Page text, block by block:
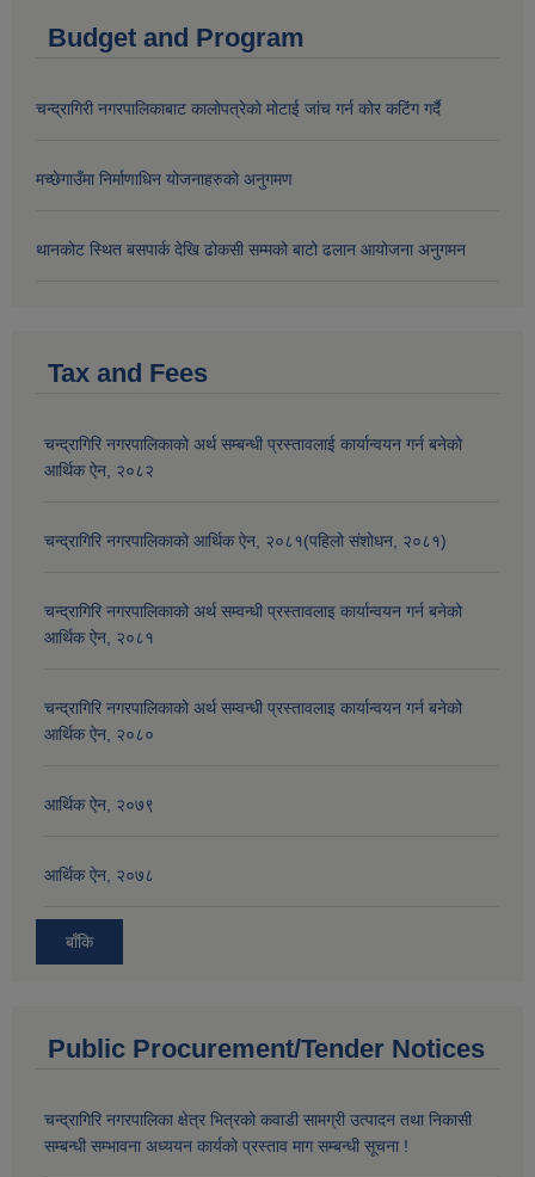
Budget and Program
चन्द्रागिरी नगरपालिकाबाट कालोपत्रेको मोटाई जांच गर्न कोर कटिंग गर्दै
मच्छेगाउँमा निर्माणाधिन योजनाहरुको अनुगमण
थानकोट स्थित बसपार्क देखि ढोकसी सम्मको बाटो ढलान आयोजना अनुगमन
Tax and Fees
चन्द्रागिरि नगरपालिकाको अर्थ सम्बन्धी प्रस्तावलाई कार्यान्वयन गर्न बनेको
आर्थिक ऐन, २०८२
चन्द्रागिरि नगरपालिकाको आर्थिक ऐन, २०८१(पहिलो संशोधन, २०८१)
चन्द्रागिरि नगरपालिकाको अर्थ सम्वन्धी प्रस्तावलाइ कार्यान्वयन गर्न बनेको
आर्थिक ऐन, २०८१
चन्द्रागिरि नगरपालिकाको अर्थ सम्वन्धी प्रस्तावलाइ कार्यान्वयन गर्न बनेको
आर्थिक ऐन, २०८०
आर्थिक ऐन, २०७९
आर्थिक ऐन, २०७८
बाँकि
Public Procurement/Tender Notices
चन्द्रागिरि नगरपालिका क्षेत्र भित्रको कवाडी सामग्री उत्पादन तथा निकासी
सम्बन्धी सम्भावना अध्ययन कार्यको प्रस्ताव माग सम्बन्धी सूचना !